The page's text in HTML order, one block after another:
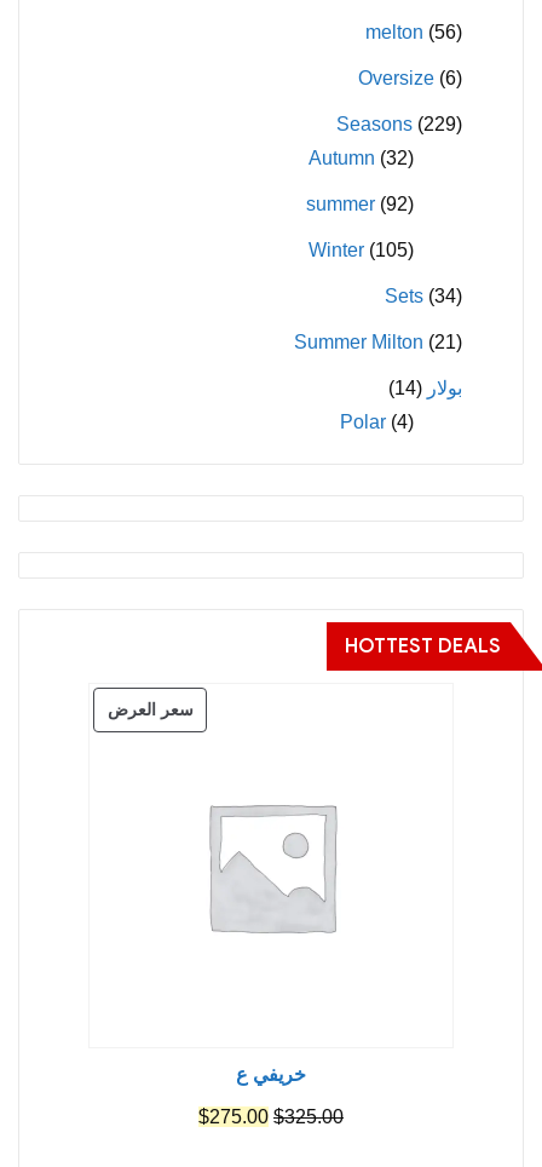
melton (56)
Oversize (6)
Seasons (229)
Autumn (32)
summer (92)
Winter (105)
Sets (34)
Summer Milton (21)
بولار (14)
Polar (4)
HOTTEST DEALS
سعر العرض
خريفي ع
$325.00
السعر $275.00 السعر